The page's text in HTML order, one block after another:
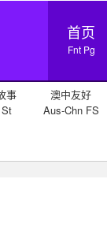
首页
Fnt Pg
事
澳中友好
Aus-Chn FS